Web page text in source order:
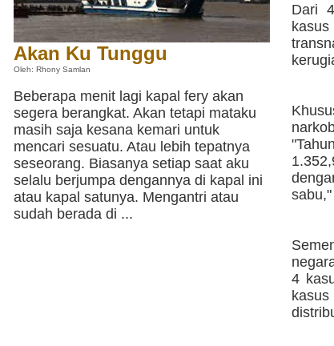
Akan Ku Tunggu
Oleh: Rhony Samlan
Beberapa menit lagi kapal fery akan
segera berangkat. Akan tetapi mataku
masih saja kesana kemari untuk
mencari sesuatu. Atau lebih tepatnya
seseorang. Biasanya setiap saat aku
selalu berjumpa dengannya di kapal ini
atau kapal satunya. Mengantri atau
sudah berada di ...
Dari
4